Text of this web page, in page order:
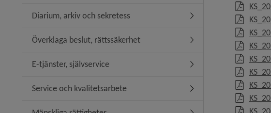
Diarium, arkiv och sekretess Undermeny för Diarium,
Överklaga beslut, rättssäkerhet Undermeny för Överklaga
E-tjänster, självservice Undermeny för E-tjänster,
Service och kvalitetsarbete Undermeny för Service och